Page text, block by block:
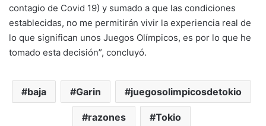
contagio de Covid 19) y sumado a que las condiciones
establecidas, no me permitirán vivir la experiencia real de
lo que significan unos Juegos Olímpicos, es por lo que he
tomado esta decisión”, concluyó.
baja Garin juegosolimpicosdetokio
razones Tokio